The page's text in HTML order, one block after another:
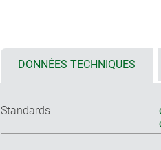
DONNÉES TECHNIQUES
Standards